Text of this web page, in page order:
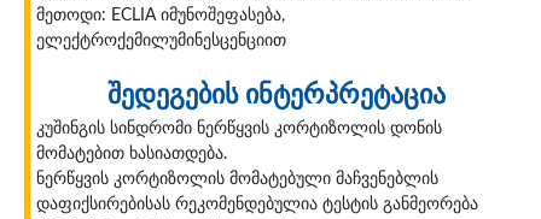
მეთოდი: ECLIA იმუნოშეფასება,
ელექტროქემილუმინესცენციით
შედეგების ინტერპრეტაცია
კუშინგის სინდრომი ნერწყვის კორტიზოლის დონის
მომატებით ხასიათდება.
ნერწყვის კორტიზოლის მომატებული მაჩვენებლის
დაფიქსირებისას რეკომენდებულია ტესტის განმეორება